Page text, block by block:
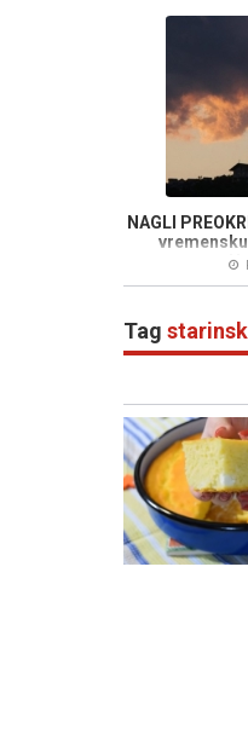
NAGLI
Tag